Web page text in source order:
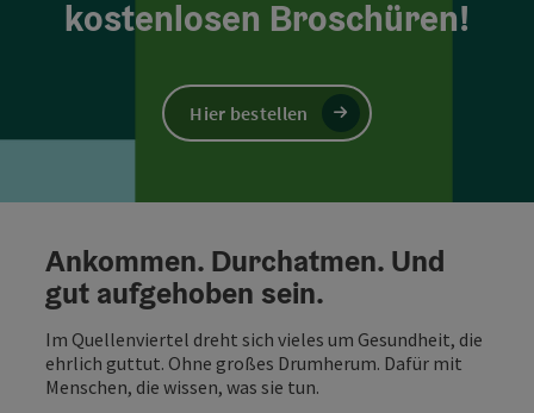
kostenlosen Broschüren!
Hier bestellen
Ankommen. Durchatmen. Und
gut aufgehoben sein.
Im Quellenviertel dreht sich vieles um Gesundheit, die
ehrlich guttut. Ohne großes Drumherum. Dafür mit
Menschen, die wissen, was sie tun.